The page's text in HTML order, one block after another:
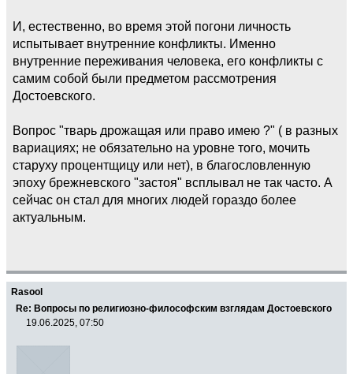
И, естественно, во время этой погони личность
испытывает внутренние конфликты. Именно
внутренние переживания человека, его конфликты с
самим собой были предметом рассмотрения
Достоевского.
Вопрос "тварь дрожащая или право имею ?" ( в разных
вариациях; не обязательно на уровне того, мочить
старуху процентщицу или нет), в благословленную
эпоху брежневского "застоя" всплывал не так часто. А
сейчас он стал для многих людей гораздо более
актуальным.
Rasool
Re: Вопросы по религиозно-философским взглядам Достоевского
19.06.2025, 07:50